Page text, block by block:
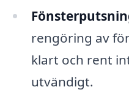
rengöring av
klart och rent
utvändigt.